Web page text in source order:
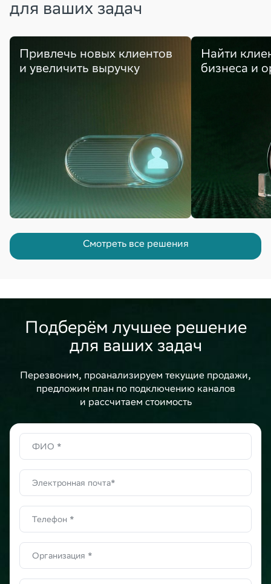
для ваших задач
Привлечь новых клиентов
и увеличить выручку
Найти
бизнеса и
Смотреть все решения
Подберём лучшее решение
для ваших задач
Перезвоним, проанализируем текущие продажи,
предложим план по подключению каналов
и рассчитаем стоимость